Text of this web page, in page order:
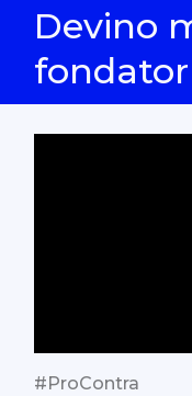
Devino
fondator
#ProContra